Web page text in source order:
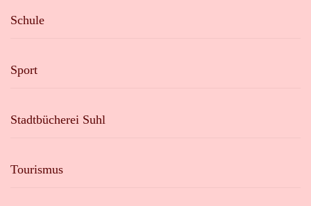
Schule
Sport
Stadtbücherei Suhl
Tourismus